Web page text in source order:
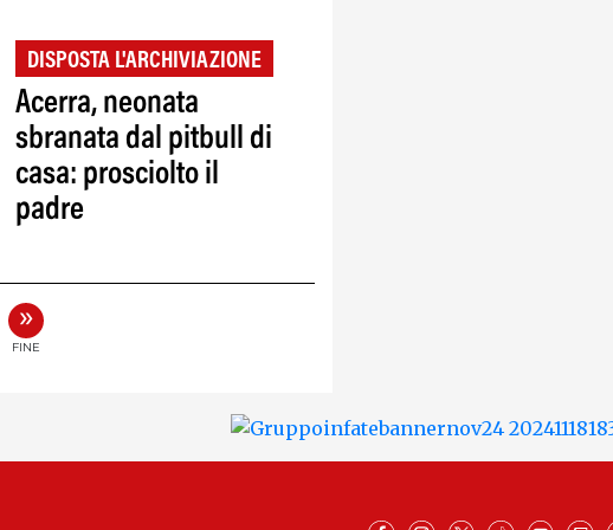
DISPOSTA L'ARCHIVIAZIONE
Acerra, neonata
sbranata dal pitbull di
casa: prosciolto il
padre
»
FINE